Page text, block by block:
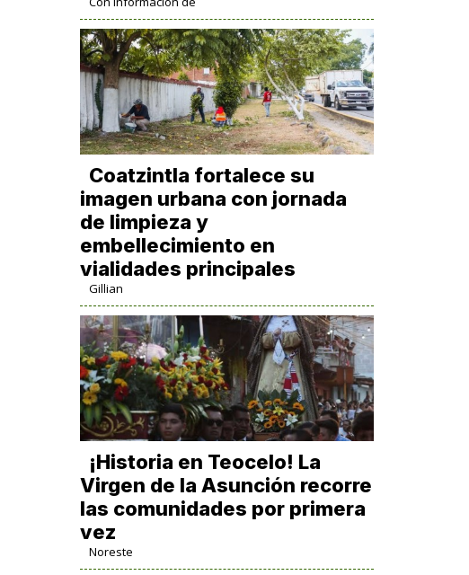
Coatzintla fortalece su
imagen urbana con jornada
de limpieza y
embellecimiento en
vialidades principales
Gillian
​¡Historia en Teocelo! La
Virgen de la Asunción recorre
las comunidades por primera
vez
Noreste